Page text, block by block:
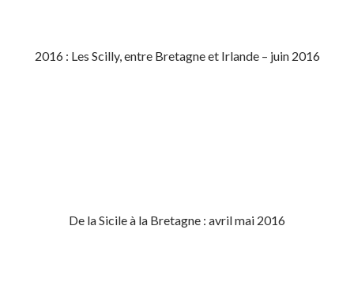
2016 : Les Scilly, entre Bretagne et Irlande – juin 2016
De la Sicile à la Bretagne : avril mai 2016